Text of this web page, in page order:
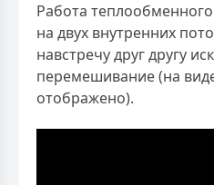
Работа
на двух внутренних
навстречу друг другу
перемешивание (на
отображено).